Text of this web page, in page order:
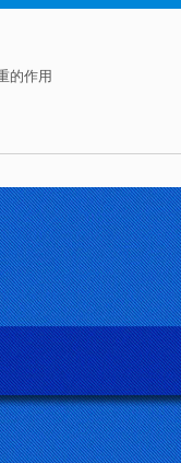
的作用